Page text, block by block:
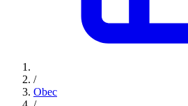
/
Obec